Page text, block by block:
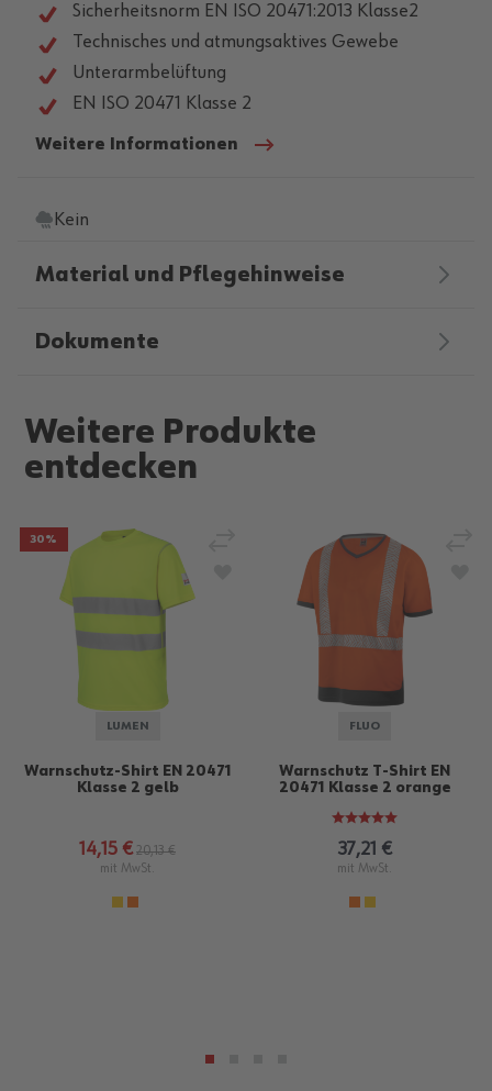
Sicherheitsnorm EN ISO 20471:2013 Klasse2
Technisches und atmungsaktives Gewebe
Unterarmbelüftung
EN ISO 20471 Klasse 2
Weitere Informationen
Kein
Material und Pflegehinweise
Dokumente
Weitere Produkte
entdecken
30%
LUMEN
Warnschutz-Shirt EN 20471
Klasse 2 gelb
14,15 € 20,13 €
mit MwSt.
Zur Wunschliste hinzufügen
FLUO
Warnschutz T-Shirt EN
20471 Klasse 2 orange
37,21 €
mit MwSt.